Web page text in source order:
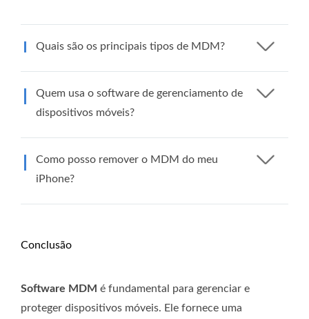
Quais são os principais tipos de MDM?
Quem usa o software de gerenciamento de
dispositivos móveis?
Como posso remover o MDM do meu
iPhone?
Conclusão
Software MDM é fundamental para gerenciar e
proteger dispositivos móveis. Ele fornece uma